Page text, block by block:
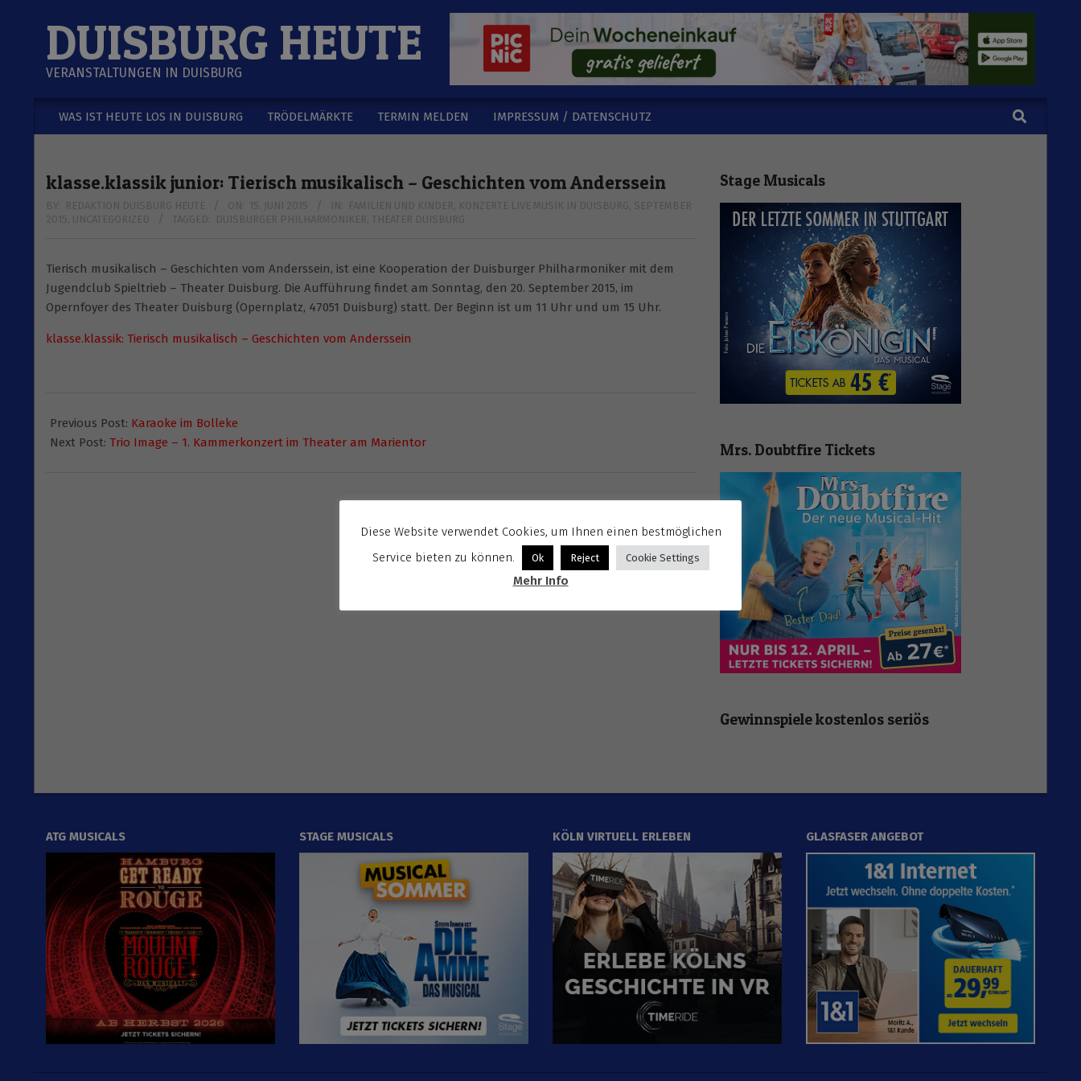
DUISBURG HEUTE
VERANSTALTUNGEN IN DUISBURG
Secondary
WAS IST HEUTE LOS IN DUISBURG TRÖDELMÄRKTE TERMIN MELDEN IMPRESSUM / DATENSCHUTZ Search
klasse.klassik junior: Tierisch musikalisch – Geschichten vom Anderssein
BY: REDAKTION DUISBURG HEUTE ON: 15. JUNI 2015 IN: FAMILIEN UND KINDER KONZERTE LIVE MUSIK IN DUISBURG SEPTEMBER
2015
UNCATEGORIZED TAGGED: DUISBURGER PHILHARMONIKER THEATER DUISBURG
Tierisch musikalisch – Geschichten vom Anderssein, ist eine Kooperation der Duisburger Philharmoniker mit dem
Jugendclub Spieltrieb – Theater Duisburg. Die Aufführung findet am Sonntag, den 20. September 2015, im
Opernfoyer des Theater Duisburg (Opernplatz, 47051 Duisburg) statt. Der Beginn ist um 11 Uhr und um 15 Uhr.
klasse.klassik: Tierisch musikalisch – Geschichten vom Anderssein
06-
15
Previous Post: Karaoke im Bolleke
Next Post: Trio Image – 1. Kammerkonzert im Theater am Marientor
Stage Musicals
Mrs. Doubtfire Tickets
Gewinnspiele kostenlos seriös
ATG MUSICALS STAGE MUSICALS KÖLN VIRTUELL ERLEBEN GLASFASER ANGEBOT
Diese Website verwendet Cookies, um Ihnen einen bestmöglichen
Service bieten zu können.
Ok Reject Cookie Settings
Mehr Info